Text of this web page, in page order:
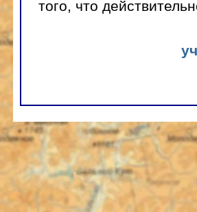
того, что